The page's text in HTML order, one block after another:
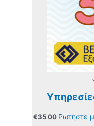
€35.00 Ρωτήστε